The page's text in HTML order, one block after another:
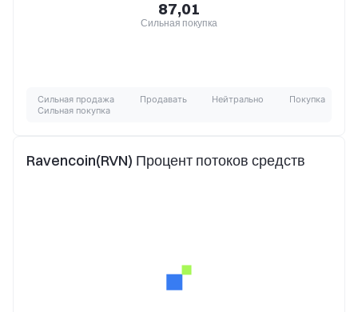
87,01
Сильная покупка
Сильная продажа Продавать Нейтрально
Покупка
Сильная покупка
Ravencoin(RVN) Процент потоков средств